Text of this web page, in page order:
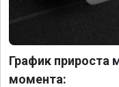
График прироста
момента: